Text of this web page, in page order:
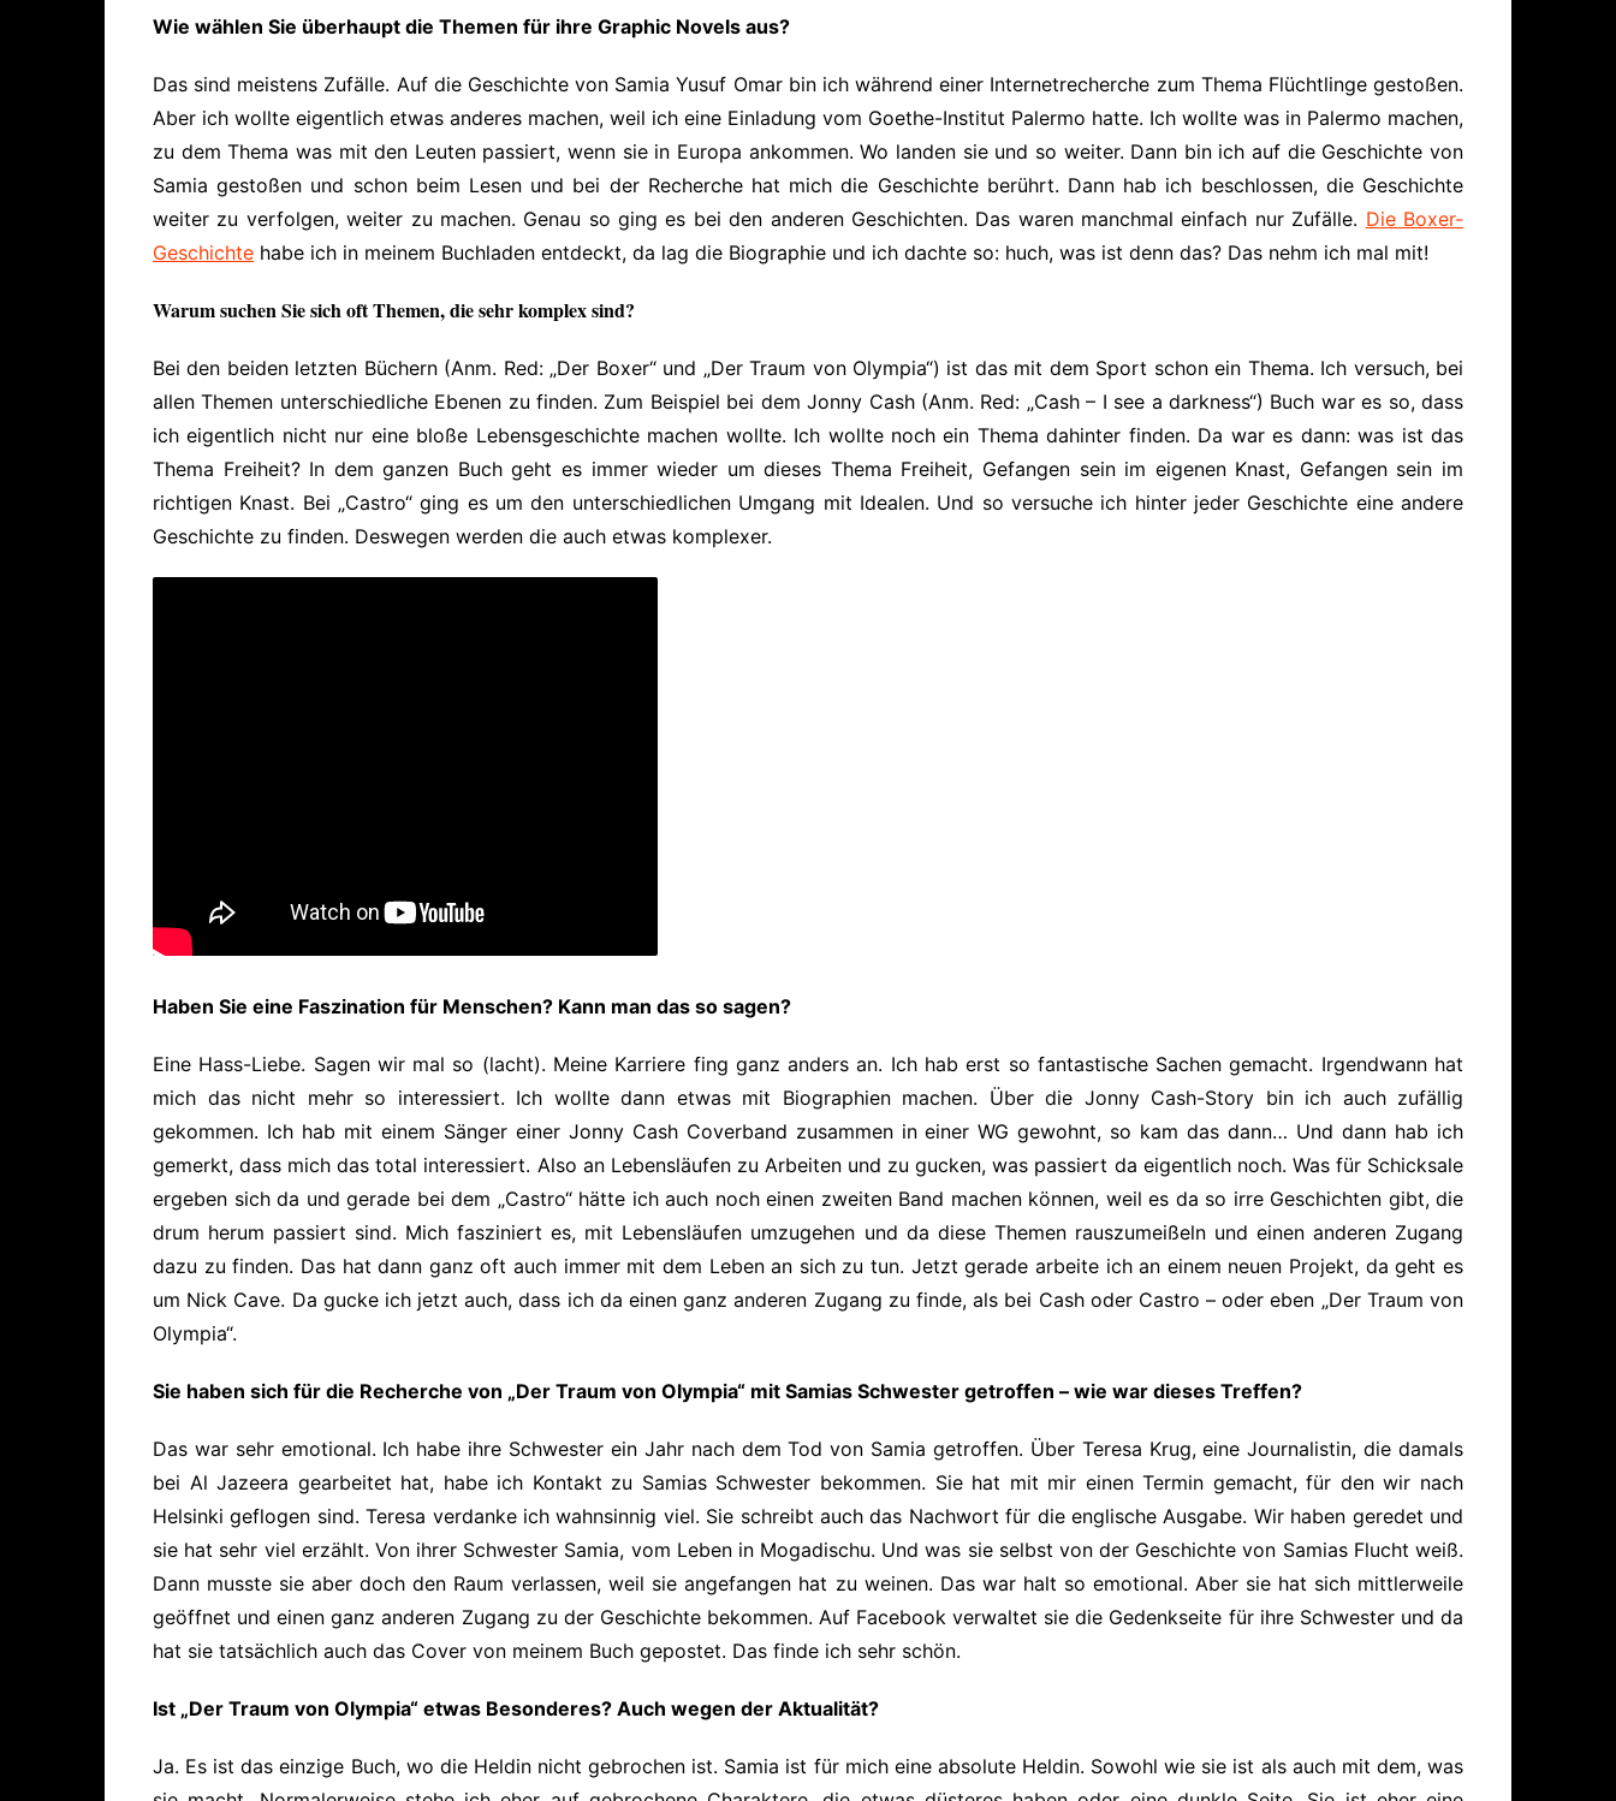
Wie wählen Sie überhaupt die Themen für ihre Graphic Novels aus?
Das sind meistens Zufälle. Auf die Geschichte von Samia Yusuf Omar bin ich während einer Internetrecherche zum Thema Flüchtlinge gestoßen.
Aber ich wollte eigentlich etwas anderes machen, weil ich eine Einladung vom Goethe-Institut Palermo hatte. Ich wollte was in Palermo machen,
zu dem Thema was mit den Leuten passiert, wenn sie in Europa ankommen. Wo landen sie und so weiter. Dann bin ich auf die Geschichte von
Samia gestoßen und schon beim Lesen und bei der Recherche hat mich die Geschichte berührt. Dann hab ich beschlossen, die Geschichte
weiter zu verfolgen, weiter zu machen. Genau so ging es bei den anderen Geschichten. Das waren manchmal einfach nur Zufälle. Die Boxer-
Geschichte habe ich in meinem Buchladen entdeckt, da lag die Biographie und ich dachte so: huch, was ist denn das? Das nehm ich mal mit!
Warum suchen Sie sich oft Themen, die sehr komplex sind?
Bei den beiden letzten Büchern (Anm. Red: „Der Boxer“ und „Der Traum von Olympia“) ist das mit dem Sport schon ein Thema. Ich versuch, bei
allen Themen unterschiedliche Ebenen zu finden. Zum Beispiel bei dem Jonny Cash (Anm. Red: „Cash – I see a darkness“) Buch war es so, dass
ich eigentlich nicht nur eine bloße Lebensgeschichte machen wollte. Ich wollte noch ein Thema dahinter finden. Da war es dann:was ist das
Thema Freiheit? In dem ganzen Buch geht es immer wieder um dieses Thema Freiheit, Gefangen sein im eigenen Knast, Gefangen sein im
richtigen Knast. Bei „Castro“ ging es um den unterschiedlichen Umgang mit Idealen. Und so versuche ich hinter jeder Geschichte eine andere
Geschichte zu finden. Deswegen werden die auch etwas komplexer.
Haben Sie eine Faszination für Menschen? Kann man das so sagen?
Eine Hass-Liebe. Sagen wir mal so (lacht). Meine Karriere fing ganz anders an. Ich hab erst so fantastische Sachen gemacht. Irgendwann hat
mich das nicht mehr so interessiert. Ich wollte dann etwas mit Biographien machen. Über die Jonny Cash-Story bin ich auch zufällig
gekommen. Ich hab mit einem Sänger einer Jonny Cash Coverband zusammen in einer WG gewohnt, so kam das dann… Und dann hab ich
gemerkt, dass mich das total interessiert. Also an Lebensläufen zu Arbeiten und zu gucken, was passiert da eigentlich noch. Was für Schicksale
ergeben sich da und gerade bei dem „Castro“ hätte ich auch noch einen zweiten Band machen können, weil es da so irre Geschichten gibt, die
drum herum passiert sind. Mich fasziniert es, mit Lebensläufen umzugehen und da diese Themen rauszumeißeln und einen anderen Zugang
dazu zu finden. Das hat dann ganz oft auch immer mit dem Leben an sich zu tun. Jetzt gerade arbeite ich an einem neuen Projekt, da geht es
um Nick Cave. Da gucke ich jetzt auch, dass ich da einen ganz anderen Zugang zu finde, als bei Cash oder Castro – oder eben „Der Traum von
Olympia“.
Sie haben sich für die Recherche von „Der Traum von Olympia“ mit Samias Schwester getroffen – wie war dieses Treffen?
Das war sehr emotional. Ich habe ihre Schwester ein Jahr nach dem Tod von Samia getroffen. Über Teresa Krug, eine Journalistin, die damals
bei Al Jazeera gearbeitet hat, habe ich Kontakt zu Samias Schwester bekommen. Sie hat mit mir einen Termin gemacht, für den wir nach
Helsinki geflogen sind. Teresa verdanke ich wahnsinnig viel. Sie schreibt auch das Nachwort für die englische Ausgabe. Wir haben geredet und
sie hat sehr viel erzählt. Von ihrer Schwester Samia, vom Leben in Mogadischu. Und was sie selbst von der Geschichte von Samias Flucht weiß.
Dann musste sie aber doch den Raum verlassen, weil sie angefangen hat zu weinen. Das war halt so emotional. Aber sie hat sich mittlerweile
geöffnet und einen ganz anderen Zugang zu der Geschichte bekommen. Auf Facebook verwaltet sie die Gedenkseite für ihre Schwester und da
hat sie tatsächlich auch das Cover von meinem Buch gepostet. Das finde ich sehr schön.
Ist „Der Traum von Olympia“ etwas Besonderes? Auch wegen der Aktualität?
Ja. Es ist das einzige Buch, wo die Heldin nicht gebrochen ist. Samia ist für mich eine absolute Heldin. Sowohl wie sie ist als auch mit dem, was